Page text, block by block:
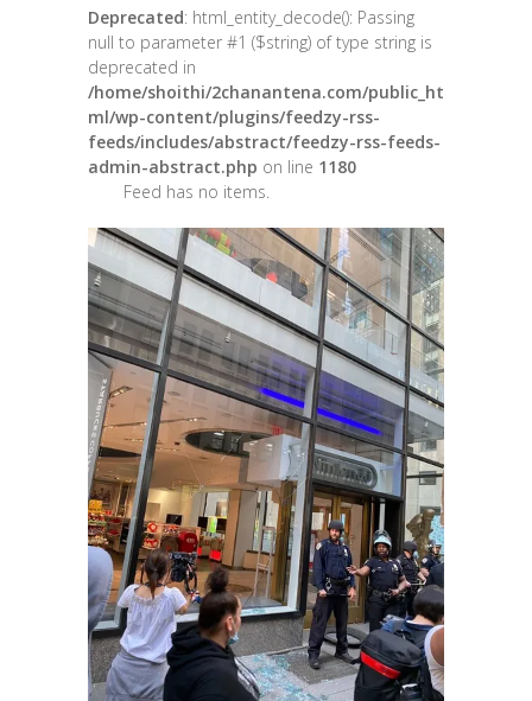
Deprecated: html_entity_decode(): Passing
null to parameter #1 ($string) of type string is
deprecated in
/home/shoithi/2chanantena.com/public_ht
ml/wp-content/plugins/feedzy-rss-
feeds/includes/abstract/feedzy-rss-feeds-
admin-abstract.php on line 1180
Feed has no items.